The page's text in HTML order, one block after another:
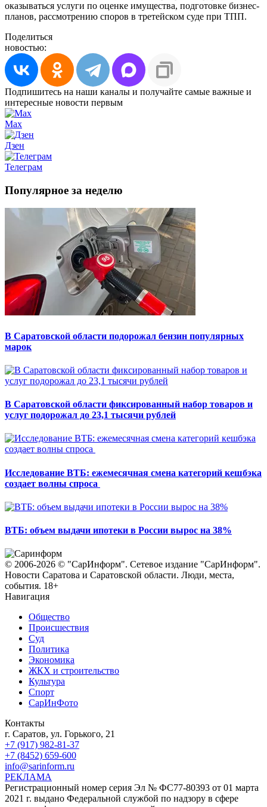
оказываться услуги по оценке имущества, подготовке бизнес-
планов, рассмотрению споров в третейском суде при ТПП.
Поделиться
новостью:
Подпишитесь на наши каналы и получайте самые важные и
интересные новости первым
Max
Дзен
Телеграм
Популярное за неделю
В Саратовской области подорожал бензин популярных
марок
В Саратовской области фиксированный набор товаров и
услуг подорожал до 23,1 тысячи рублей
Исследование ВТБ: ежемесячная смена категорий кешбэка
создает волны спроса
ВТБ: объем выдачи ипотеки в России вырос на 38%
© 2006-2026 © "СарИнформ". Сетевое издание "СарИнформ".
Новости Саратова и Саратовской области. Люди, места,
события. 18+
Навигация
Общество
Происшествия
Суд
Политика
Экономика
ЖКХ и строительство
Культура
Спорт
СарИнФото
Контакты
г. Саратов, ул. Горького, 21
+7 (917) 982-81-37
+7 (8452) 659-600
info@sarinform.ru
РЕКЛАМА
Регистрационный номер серия Эл № ФС77-80393 от 01 марта
2021 г. выдано Федеральной службой по надзору в сфере